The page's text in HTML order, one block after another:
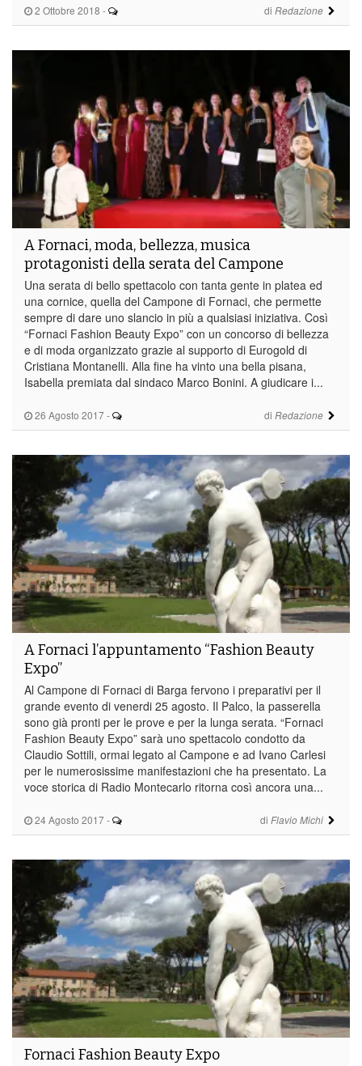
2 Ottobre 2018 - di Redazione
26 Agosto 2017 - di Redazione
A Fornaci, moda, bellezza, musica
protagonisti della serata del Campone
Una serata di bello spettacolo con tanta gente in platea ed
una cornice, quella del Campone di Fornaci, che permette
sempre di dare uno slancio in più a qualsiasi iniziativa. Così
“Fornaci Fashion Beauty Expo” con un concorso di bellezza
e di moda organizzato grazie al supporto di Eurogold di
Cristiana Montanelli. Alla fine ha vinto una bella pisana,
Isabella premiata dal sindaco Marco Bonini. A giudicare i...
24 Agosto 2017 - di Flavio Michi
A Fornaci l’appuntamento “Fashion Beauty
Expo”
Al Campone di Fornaci di Barga fervono i preparativi per il
grande evento di venerdi 25 agosto. Il Palco, la passerella
sono già pronti per le prove e per la lunga serata. “Fornaci
Fashion Beauty Expo” sarà uno spettacolo condotto da
Claudio Sottili, ormai legato al Campone e ad Ivano Carlesi
per le numerosissime manifestazioni che ha presentato. La
voce storica di Radio Montecarlo ritorna così ancora una...
Fornaci Fashion Beauty Expo